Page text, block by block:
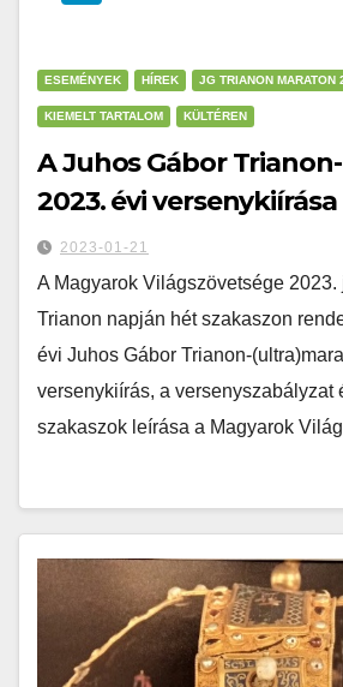
ESEMÉNYEK HÍREK JG TRIANON MARATON
KIEMELT TARTALOM KÜLTÉREN
A Juhos Gábor
2023. évi versenykiírása
2023-01-21
A Magyarok Világszövetsége 2023.
Trianon napján hét szakaszon
évi Juhos Gábor Trianon-
versenykiírás, a versenyszabályzat
szakaszok leírása a Magyarok